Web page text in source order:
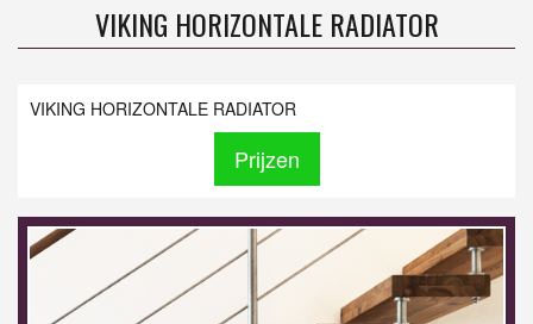
VIKING HORIZONTALE RADIATOR
VIKING HORIZONTALE RADIATOR
Prijzen